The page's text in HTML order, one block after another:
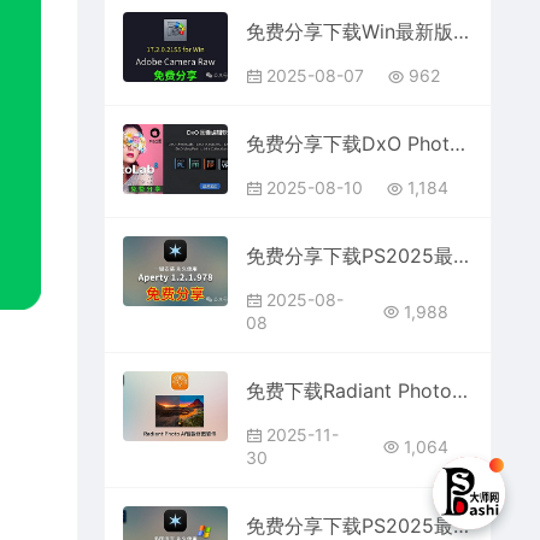
免费分享下载Win最新版中文PS增效工具插件Adobe Camera Raw2025 ACR v17.2.0.2155一键安装包
2025-08-07 962
免费分享下载DxO PhotoLab Elite v8.6.0.45 for Mac版后期修图片PS滤镜插件软件安装包RAW降噪
2025-08-10 1,184
免费分享下载PS2025最新插件Aperty 1.2.1.978 x64中文汉化直装一键安装破解版智能ai人像磨皮增强修图软件包
2025-08-
08
1,988
免费下载Radiant Photo v2.2.0.814 for win人像图像风光智能AI处理软件中文版PS磨皮LR插件安装包
2025-11-
30
1,064
免费分享下载PS2025最新插件Aperty 1.4.0.1260 win版中文汉化多国语言激活版智能ai人像磨皮修图软件安装包